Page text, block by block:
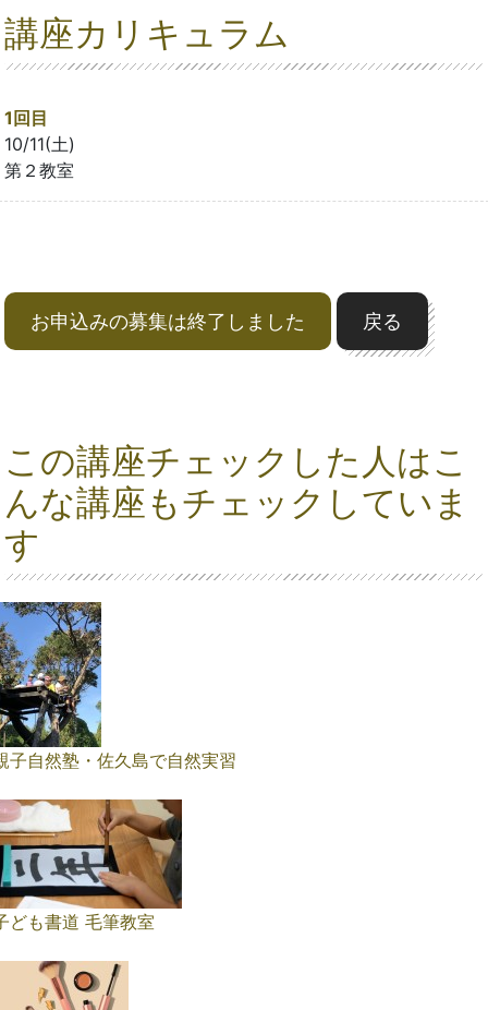
講座カリキュラム
1回目
10/11(土)
第２教室
お申込みの募集は終了しました 戻る
この講座チェックした人はこ
んな講座もチェックしていま
す
子自然塾・佐久島で自然実習
ども書道 毛筆教室